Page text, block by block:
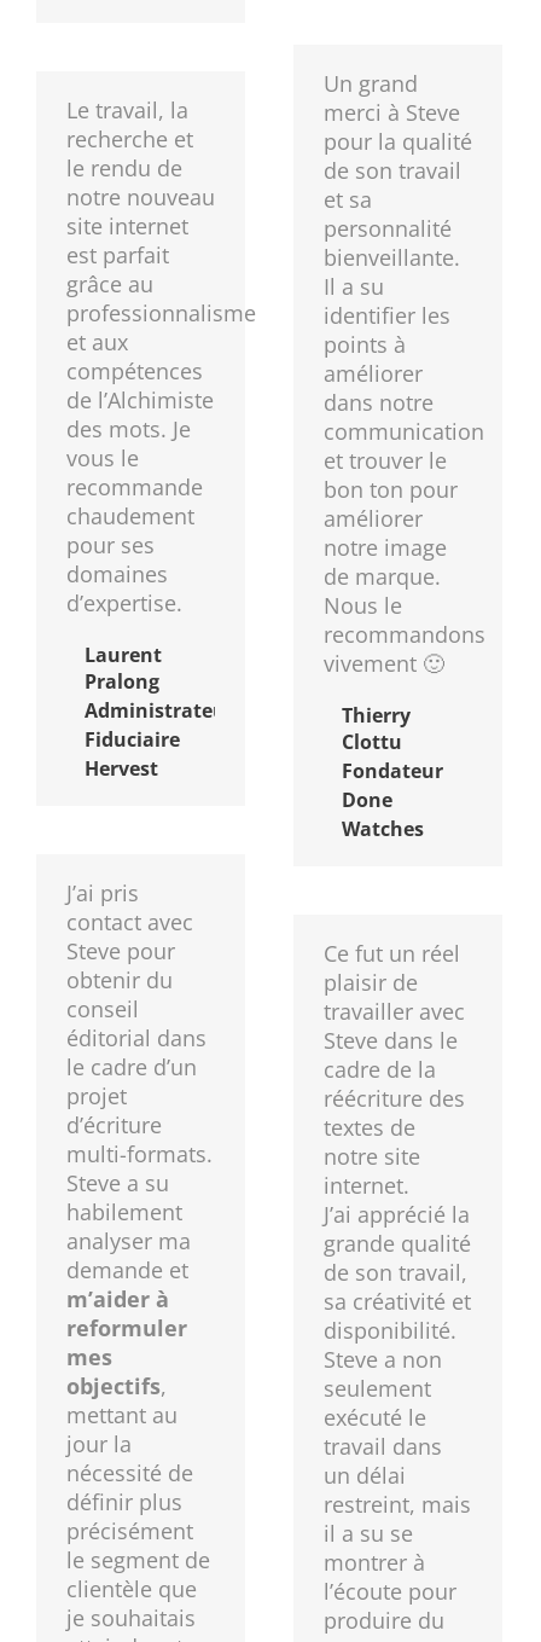
Un grand
merci à Steve
pour la qualité
de son travail
et sa
personnalité
bienveillante.
Il a su
identifier les
points à
améliorer
dans notre
communication
et trouver le
bon ton pour
améliorer
notre image
de marque.
Nous le
recommandons
vivement 🙂
Thierry
Clottu
Fondateur
Done
Watches
Le travail, la
recherche et
le rendu de
notre nouveau
site internet
est parfait
grâce au
professionnalisme
et aux
compétences
de l’Alchimiste
des mots. Je
vous le
recommande
chaudement
pour ses
domaines
d’expertise.
Laurent
Pralong
Administrateur
Fiduciaire
Hervest
J’ai pris
contact avec
Steve pour
obtenir du
conseil
éditorial dans
le cadre d’un
projet
d’écriture
multi-formats.
Steve a su
habilement
analyser ma
demande et
m’aider à
reformuler
mes
objectifs,
mettant au
jour la
nécessité de
définir plus
précisément
le segment de
clientèle que
je souhaitais
Ce fut un réel
plaisir de
travailler avec
Steve dans le
cadre de la
réécriture des
textes de
notre site
internet.
J’ai apprécié la
grande qualité
de son travail,
sa créativité et
disponibilité.
Steve a non
seulement
exécuté le
travail dans
un délai
restreint, mais
il a su se
montrer à
l’écoute pour
produire du